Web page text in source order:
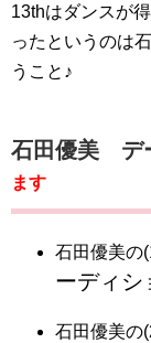
13thはダンスが
ったというのは
うこと♪
石田優美 デ
ます
石田優美の
ーディシ
石田優美の